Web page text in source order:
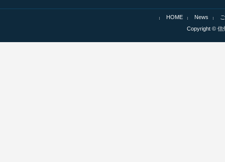
HOME News
Copyright © 信